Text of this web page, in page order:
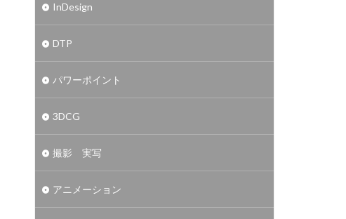
InDesign
DTP
パワーポイント
3DCG
撮影 実写
アニメーション